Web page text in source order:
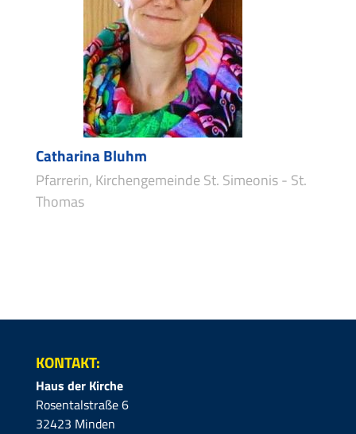
Catharina Bluhm
Pfarrerin, Kirchengemeinde St. Simeonis - St.
Thomas
KONTAKT:
Haus der Kirche
Rosentalstraße 6
32423 Minden